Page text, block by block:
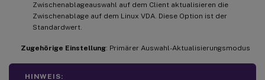
Zwischenablageauswahl auf dem Client aktualisieren die
Zwischenablage auf dem Linux VDA. Diese Option ist der
Standardwert.
Zugehörige Einstellung: Primärer Auswahl-Aktualisierungsmodus
HINWEIS: